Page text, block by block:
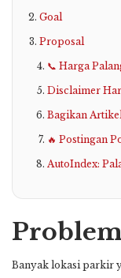
Goal
Proposal
📞 Harga
Disclaimer
Bagikan
🔥 Postingan
AutoIndex:
Banyak lokasi parkir